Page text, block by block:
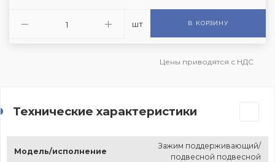
шт В КОРЗИНУ
Цены приводятся с НДС
Технические характеристики
Модель/исполнение
Зажим поддерживающий/
подвесной подвесной